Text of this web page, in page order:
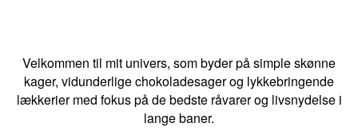
Velkommen til mit univers, som byder på simple skønne
kager, vidunderlige chokoladesager og lykkebringende
lækkerier med fokus på de bedste råvarer og livsnydelse i
lange baner.